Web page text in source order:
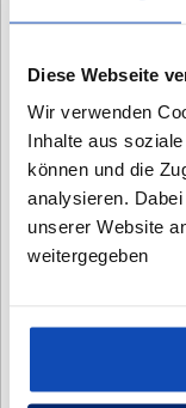
Diese Webseite
Wir verwenden
Inhalte aus
können und die
analysieren.
unserer Website
weitergegeben
Planungstermin